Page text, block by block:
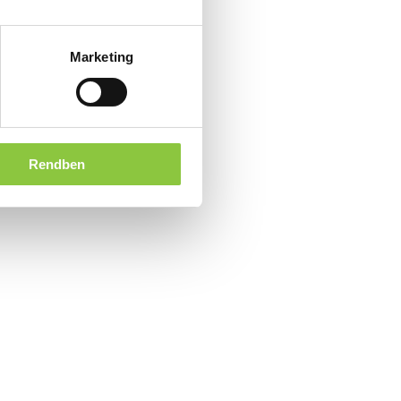
Marketing
Rendben